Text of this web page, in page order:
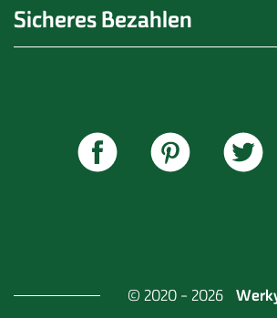
Sicheres Bezahlen
© 2020 - 2026